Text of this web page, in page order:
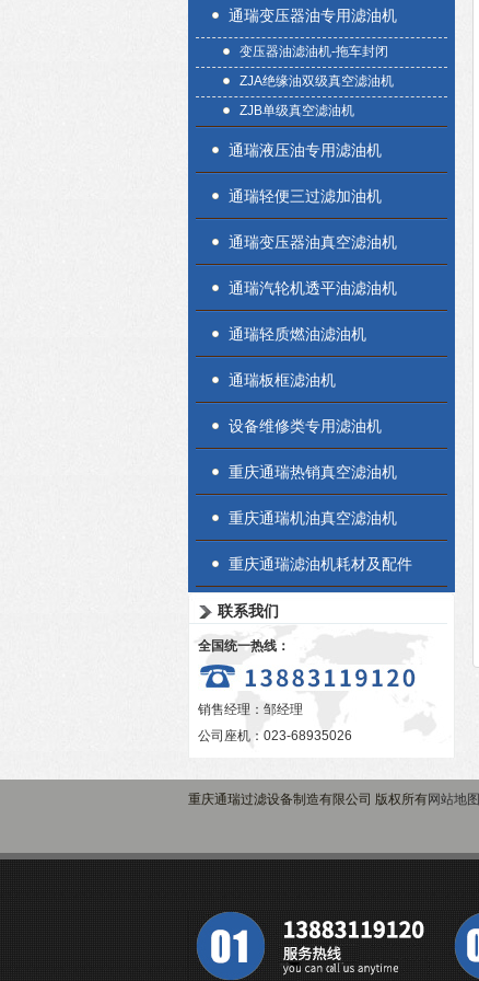
通瑞变压器油专用滤油机
变压器油滤油机-拖车封闭
ZJA绝缘油双级真空滤油机
ZJB单级真空滤油机
通瑞液压油专用滤油机
通瑞轻便三过滤加油机
通瑞变压器油真空滤油机
通瑞汽轮机透平油滤油机
通瑞轻质燃油滤油机
通瑞板框滤油机
设备维修类专用滤油机
重庆通瑞热销真空滤油机
重庆通瑞机油真空滤油机
重庆通瑞滤油机耗材及配件
联系我们
全国统一热线：
销售经理：邹经理
公司座机：023-68935026
重庆通瑞过滤设备制造有限公司 版权所有网站地图